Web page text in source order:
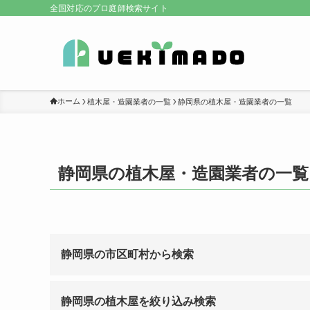
全国対応のプロ庭師検索サイト
ホーム 植木屋・造園業者の一覧 静岡県の植木屋・造園業者の一覧
静岡県の植木屋・造園業者の一覧
静岡県の市区町村から検索
静岡県の植木屋を絞り込み検索